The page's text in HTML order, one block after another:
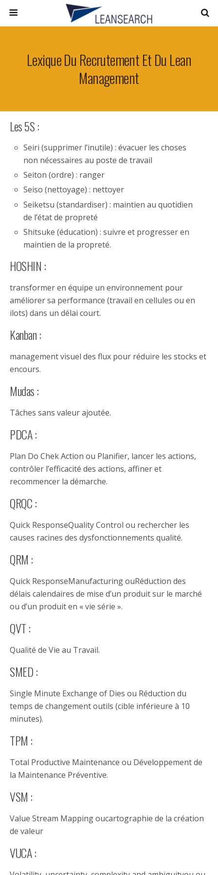
Lexique Du Recrutement Et Du Lean
Management
Les 5S :
Seiri (supprimer l’inutile) : évacuer les choses
non nécessaires au poste de travail
Seiton (ordre) : ranger
Seiso (nettoyage) : nettoyer
Seiketsu (standardiser) : maintien au quotidien
de l’état de propreté
Shitsuke (éducation) : suivre et progresser en
maintien de la propreté.
HOSHIN :
transformer en équipe un environnement pour
améliorer sa performance (travail en cellules ou en
ilots) dans un délai court.
Kanban :
management visuel des flux pour réduire les stocks et
encours.
Mudas :
Tâches sans valeur ajoutée.
PDCA :
Plan Do Chek Action ou Planifier, lancer les actions,
contrôler l’efficacité des actions, affiner et
recommencer la démarche.
QRQC :
Quick ResponseQuality Control ou rechercher les
causes racines des dysfonctionnements qualité.
QRM :
Quick ResponseManufacturing ouRéduction des
délais calendaires de mise d’un produit sur le marché
ou d’un produit en « vie série ».
QVT :
Qualité de Vie au Travail.
SMED :
Single Minute Exchange of Dies ou Réduction du
temps de changement outils (cible inférieure à 10
minutes).
TPM :
Total Productive Maintenance ou Développement de
la Maintenance Préventive.
VSM :
Value Stream Mapping oucartographie de la création
de valeur
VUCA :